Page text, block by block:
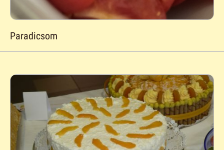
Paradicsom